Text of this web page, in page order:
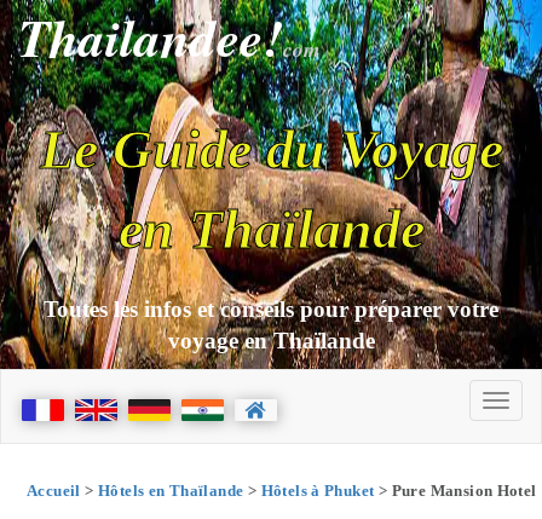
Thailandee!com
Le Guide du Voyage
en Thaïlande
Toutes les infos et conseils pour préparer votre
voyage en Thaïlande
Accueil > Hôtels en Thaïlande > Hôtels à Phuket> Pure Mansion Hotel